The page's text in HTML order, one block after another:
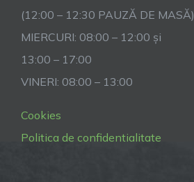
(12:00 – 12:30 PAUZĂ DE MASĂ)
MIERCURI: 08:00 – 12:00 și
13:00 – 17:00
VINERI: 08:00 – 13:00
Cookies
Politica de confidentialitate